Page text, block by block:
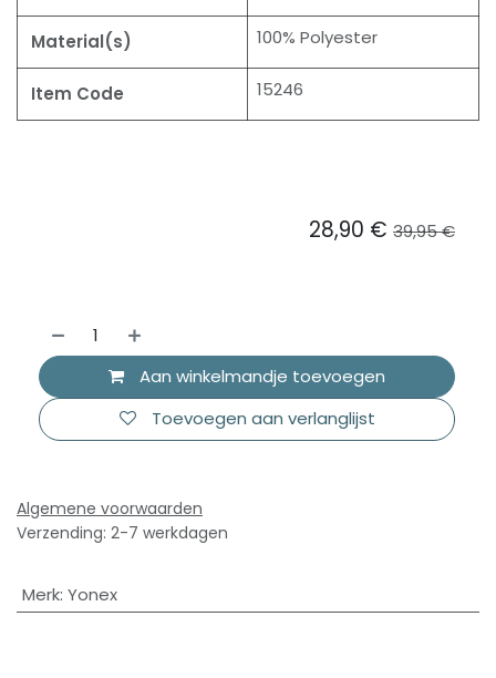
Material(s) 100% Polyester
Item Code 15246
Aan winkelmandje toevoegen
Toevoegen aan verlanglijst
28,90 € 39,95€
Algemene voorwaarden
Verzending: 2-7 werkdagen
Merk: Yonex